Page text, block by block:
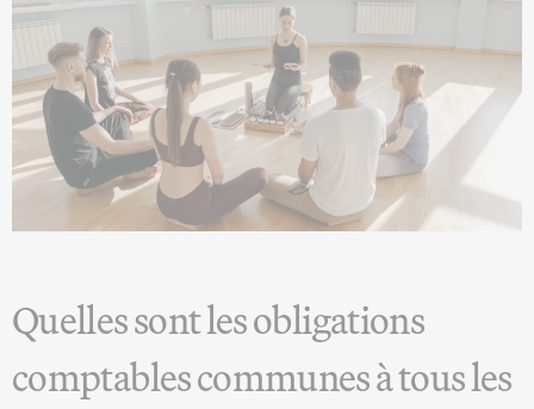
Quelles sont les obligations
comptables communes à tous les